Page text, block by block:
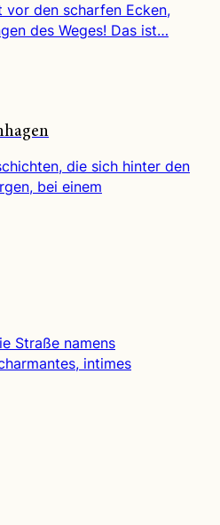
vor den scharfen Ecken,
des Weges! Das ist…
die sich hinter den
bei einem
Straße namens
intimes